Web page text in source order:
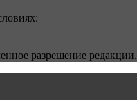
разрешение редакции.